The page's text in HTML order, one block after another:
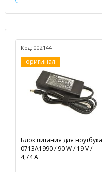
Код: 002144
оригинал
Блок питания для ноутбука
0713A1990 / 90 W / 19 V /
4,74 А